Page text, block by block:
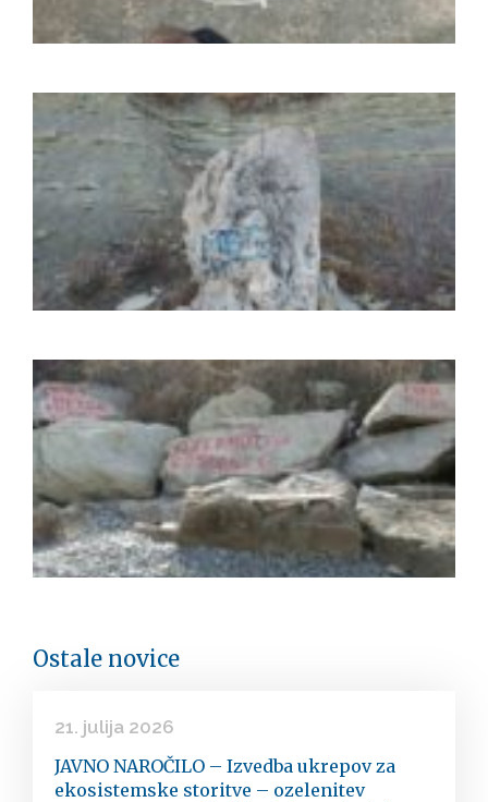
Ostale novice
21. julija 2026
JAVNO NAROČILO – Izvedba ukrepov za
ekosistemske storitve – ozelenitev